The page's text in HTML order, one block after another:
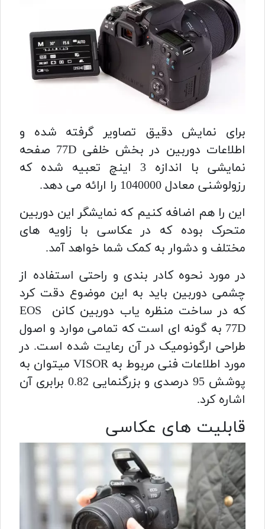
برای نمایش دقیق تصاویر گرفته شده و
اطلاعات دوربین در بخش خلفی 77D صفحه
نمایشی با اندازه 3 اینچ تعبیه شده که
رزولوشنی معادل 1040000 را ارائه می دهد.
این را هم اضافه کنیم که نمایشگر این دوربین
متحرک بوده که در عکاسی با زاویه های
مختلف و دشوار به کمک شما خواهد آمد.
در مورد نحوه کادر بندی و راحتی استفاده از
چشمی دوربین باید به این موضوع دقت کرد
که در ساخت منظره یاب دوربین کانن EOS
77D به گونه ای است که تمامی موارد و اصول
طراحی ارگونومیک در آن رعایت شده است. در
مورد اطلاعات فنی مربوط به VISOR میتوان به
پوشش 95 درصدی و بزرگنمایی 0.82 برابری آن
اشاره کرد.
قابلیت های عکاسی